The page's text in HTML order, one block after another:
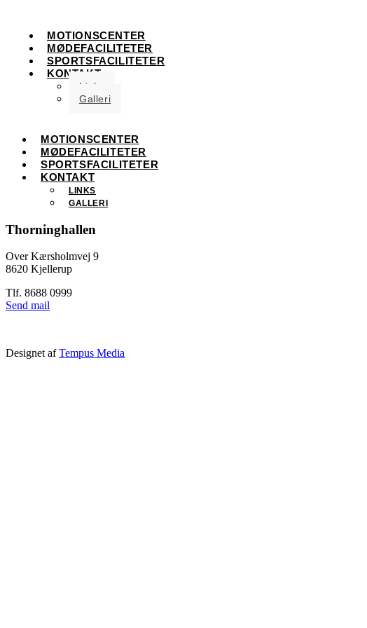
MOTIONSCENTER
MØDEFACILITETER
SPORTSFACILITETER
KONTAKT
Links
Galleri
MOTIONSCENTER
MØDEFACILITETER
SPORTSFACILITETER
KONTAKT
LINKS
GALLERI
Thorninghallen
Over Kærsholmvej 9
8620 Kjellerup
Tlf. 8688 0999
Send mail
Designet afTempus Media